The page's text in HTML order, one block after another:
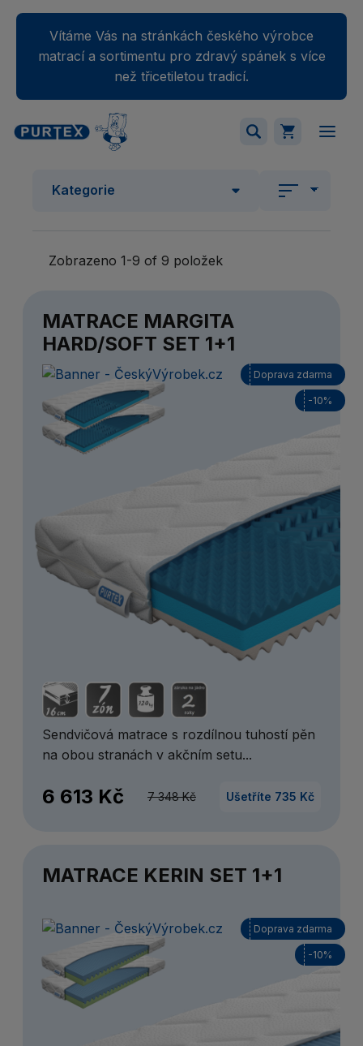
Vítáme Vás na stránkách českého výrobce
matrací a sortimentu pro zdravý spánek s více
než třicetiletou tradicí.
Kategorie
Zobrazeno 1-9 of 9 položek
MATRACE MARGITA
HARD/SOFT SET 1+1
-10%
Doprava zdarma
Sendvičová matrace s rozdílnou tuhostí pěn
na obou stranách v akčním setu...
6 613 Kč 7 348 Kč Ušetříte 735 Kč
MATRACE KERIN SET 1+1
-10%
Doprava zdarma